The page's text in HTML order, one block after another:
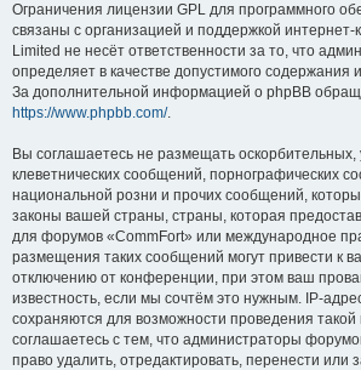
Ограничения лицензии GPL для программного
связаны с организацией и поддержкой
Limited не несёт ответственности за то, что
определяет в качестве допустимого содержания
За дополнительной информацией о phpBB
https://www.phpbb.com/.
Вы соглашаетесь не размещать
клеветнических сообщений, порнографических
национальной розни и прочих сообщений,
законы вашей страны, страны, которая
для форумов «CommFort» или международное
размещения таких сообщений могут привести к
отключению от конференции, при этом ваш
известность, если мы сочтём это нужным. IP-
сохраняются для возможности проведения такой
соглашаетесь с тем, что администраторы
право удалить, отредактировать, перенести или